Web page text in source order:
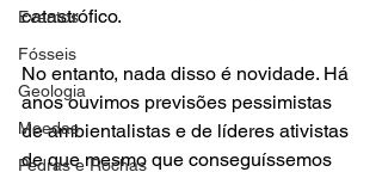
Eventos
Fósseis
Geologia
Moedas
Pedras e Rochas
catastrófico.
No entanto, nada disso é novidade. Há
anos ouvimos previsões pessimistas
de ambientalistas e de líderes ativistas
de que mesmo que conseguíssemos